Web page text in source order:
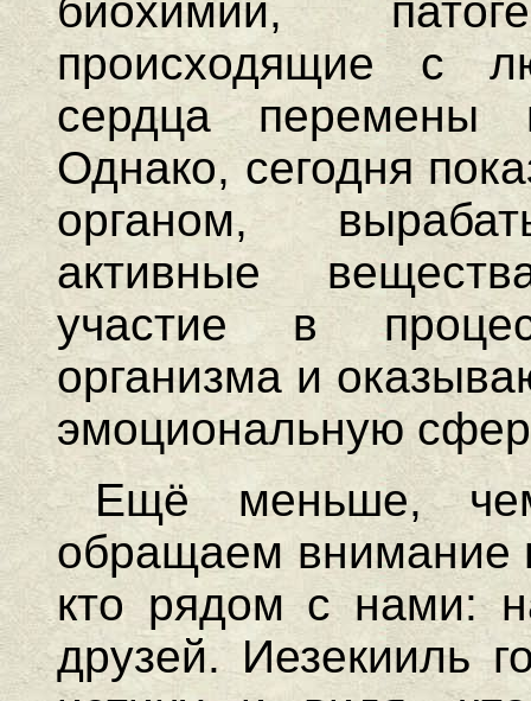
биохимии,
происходящие с
сердца перемены
Однако, сегодня
органом,
активные
участие в
организма и
эмоциональную
Ещё меньше,
обращаем внимание
кто рядом с нами:
друзей. Иезекииль